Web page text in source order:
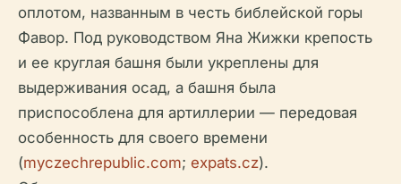
оплотом, названным в честь библейской горы
Фавор. Под руководством Яна Жижки крепость
и ее круглая башня были укреплены для
выдерживания осад, а башня была
приспособлена для артиллерии — передовая
особенность для своего времени
(myczechrepublic.com; expats.cz).